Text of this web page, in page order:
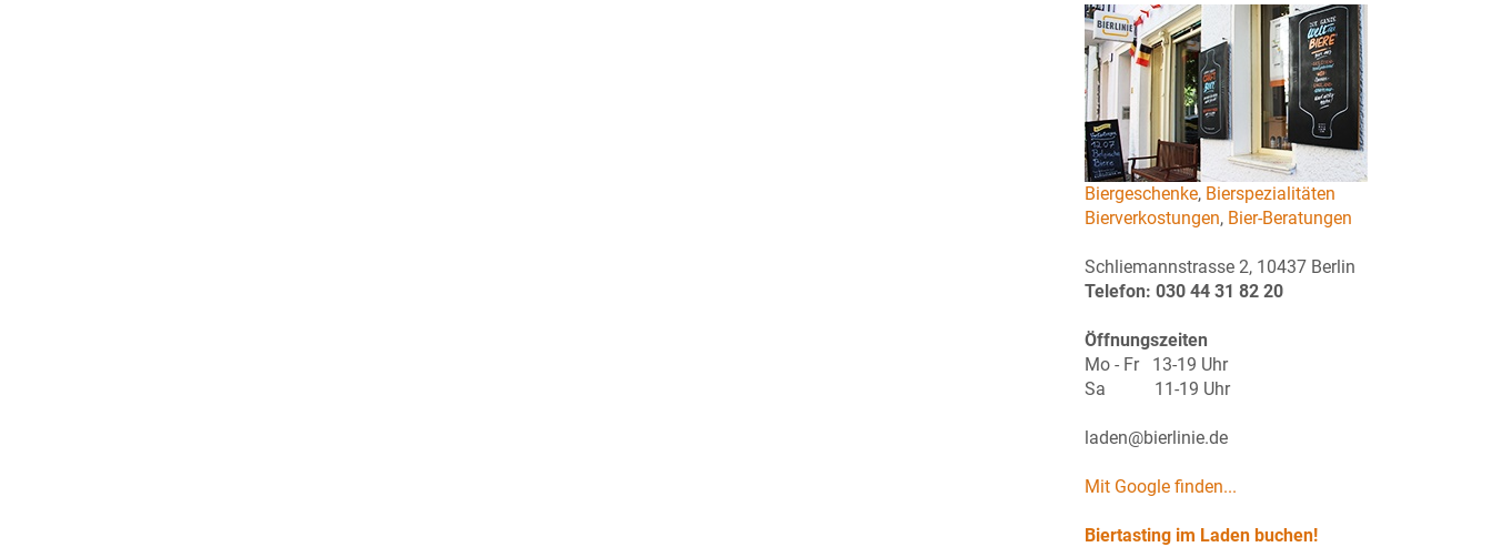
Biergeschenke, Bierspezialitäten
Bierverkostungen, Bier-Beratungen
Schliemannstrasse 2, 10437 Berlin
Telefon: 030 44 31 82 20
Öffnungszeiten
Mo - Fr 13-19 Uhr
Sa 11-19 Uhr
laden@bierlinie.de
Mit Google finden...
Biertasting im Laden buchen!